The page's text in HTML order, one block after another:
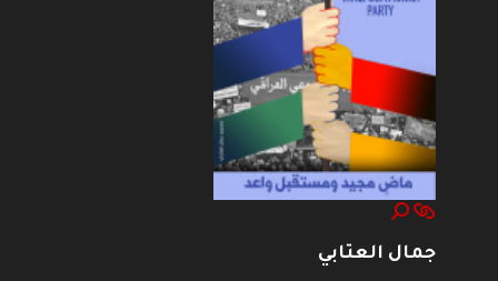
جمال العتابي